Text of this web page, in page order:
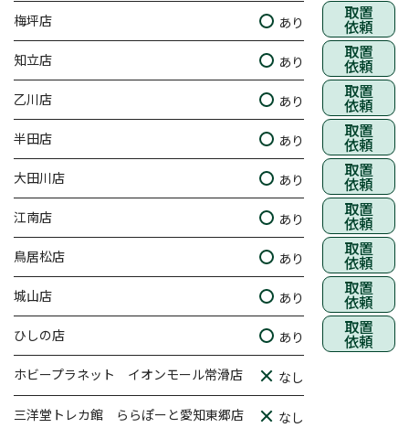
梅坪店 あり 取置
依頼
知立店 あり 取置
依頼
乙川店 あり 取置
依頼
半田店 あり 取置
依頼
大田川店 あり 取置
依頼
江南店 あり 取置
依頼
鳥居松店 あり 取置
依頼
城山店 あり 取置
依頼
ひしの店 あり 取置
依頼
ホビープラネット イオンモール常滑店 なし
三洋堂トレカ館 ららぽーと愛知東郷店 なし